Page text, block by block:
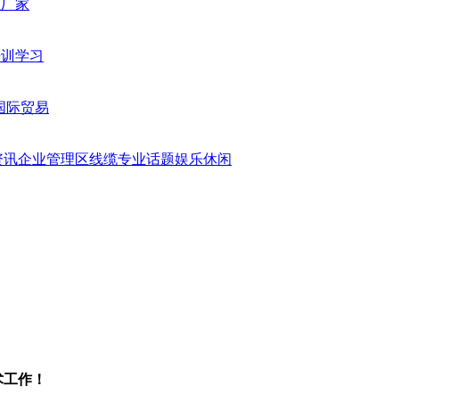
家
学习
际贸易
讯企业管理区线缆专业话题娱乐休闲
作！